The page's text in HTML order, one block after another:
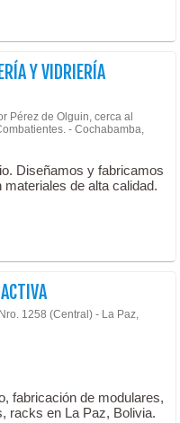
Y VIDRIERÍA
Pérez de Olguin, cerca al
- Cochabamba,
Diseñamos y fabricamos
de alta calidad.
1258 (Central) - La Paz,
fabricación de modulares,
racks en La Paz, Bolivia.